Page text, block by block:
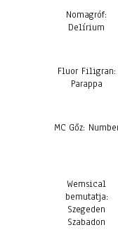
Nomagróf:
Delírium
Fluor Filigran:
Parappa
MC Gőz:
Wemsical
bemutatja:
Szegeden
Szabadon